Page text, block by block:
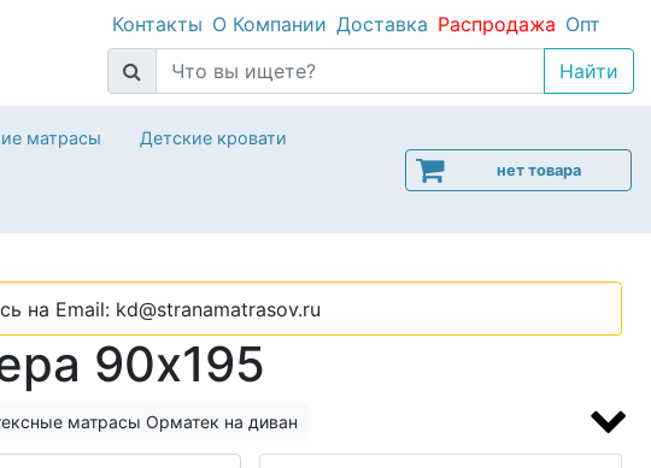
Контакты О Компании Доставка Распродажа Опт
матрасы Детские кровати
нет товара
на Email: kd@stranamatrasov.ru
90x195
матрасы Орматек на диван